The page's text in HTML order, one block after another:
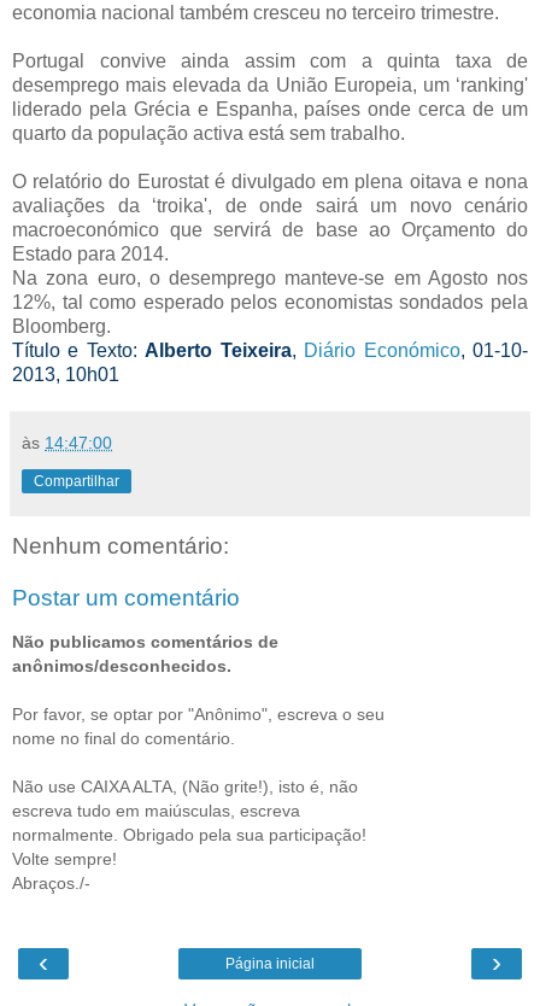
economia nacional também cresceu no terceiro trimestre.
Portugal convive ainda assim com a quinta taxa de
desemprego mais elevada da União Europeia, um ‘ranking'
liderado pela Grécia e Espanha, países onde cerca de um
quarto da população activa está sem trabalho.
O relatório do Eurostat é divulgado em plena oitava e nona
avaliações da ‘troika', de onde sairá um novo cenário
macroeconómico que servirá de base ao Orçamento do
Estado para 2014.
Na zona euro, o desemprego manteve-se em Agosto nos
12%, tal como esperado pelos economistas sondados pela
Bloomberg.
Título e Texto:Alberto Teixeira, Diário Económico, 01-10-
2013, 10h01
às 14:47:00
Compartilhar
Nenhum comentário:
Postar um comentário
Não publicamos comentários de
anônimos/desconhecidos.
Por favor, se optar por "Anônimo", escreva o seu
nome no final do comentário.
Não use CAIXA ALTA, (Não grite!), isto é, não
escreva tudo em maiúsculas, escreva
normalmente. Obrigado pela sua participação!
Volte sempre!
Abraços./-
‹ ›
Página inicial